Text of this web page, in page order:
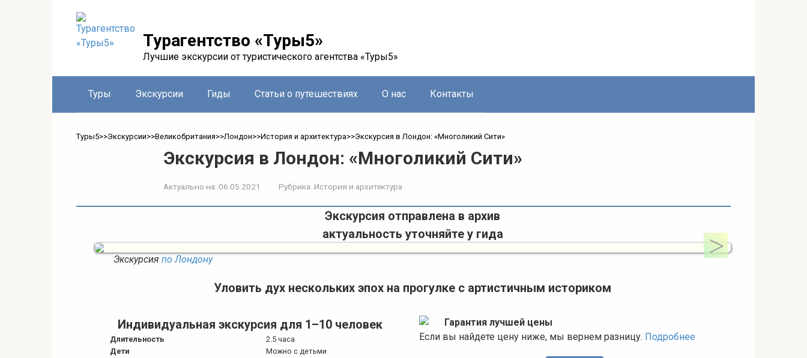
Турагентство «Туры5»
Лучшие экскурсии от туристического агентства «Туры5»
Туры Экскурсии Гиды Статьи о путешествиях О нас Контакты
Туры5>>Экскурсии>>Великобритания>>Лондон>>История и архитектура>>Экскурсия в Лондон: «Многоликий Сити»
Экскурсия в Лондон: «Многоликий Сити»
Актуально на: 06.05.2021 Рубрика: История и архитектура
Экскурсия отправлена в архив
актуальность уточняйте у гида
Экскурсия по Лондону
Уловить дух нескольких эпох на прогулке с артистичным историком
Индивидуальная экскурсия для 1–10 человек
Длительность
2.5 часа
Дети
Можно с детьми
Гарантия лучшей цены
Если вы найдете цену ниже, мы вернем разницу. Подробнее